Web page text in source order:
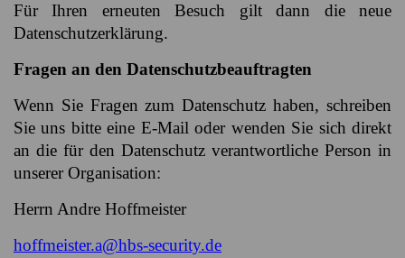
Für Ihren erneuten Besuch gilt dann die neue
Datenschutzerklärung.
Fragen an den Datenschutzbeauftragten
Wenn Sie Fragen zum Datenschutz haben, schreiben
Sie uns bitte eine E-Mail oder wenden Sie sich direkt
an die für den Datenschutz verantwortliche Person in
unserer Organisation:
Herrn Andre Hoffmeister
hoffmeister.a@hbs-security.de